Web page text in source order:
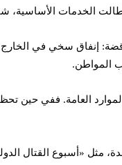
طالت الخدمات
إنفاق سخي في
المواطن.
العامة. ففي حين
مثل «أسبوع القتال